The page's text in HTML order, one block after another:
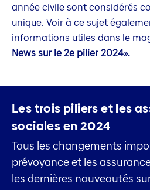
année civile sont considérés
unique. Voir à ce sujet
informations utiles dans le
News sur le 2e pilier 2024».
Les trois piliers et les
sociales en 2024
Tous les changements
prévoyance et les
les dernières nouveautés